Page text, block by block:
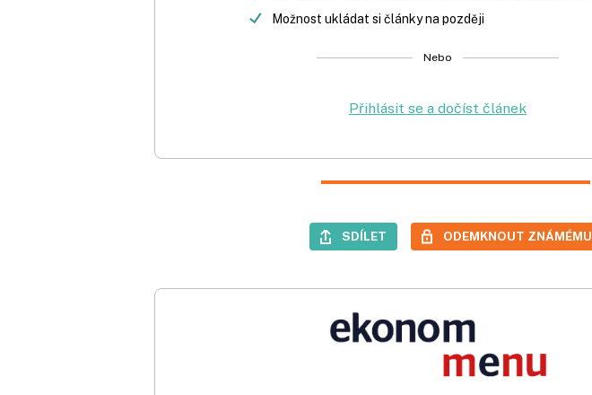
Možnost ukládat si články na později
Nebo
Přihlásit se a dočíst článek
SDÍLET ODEMKNOUT ZNÁMÉMU